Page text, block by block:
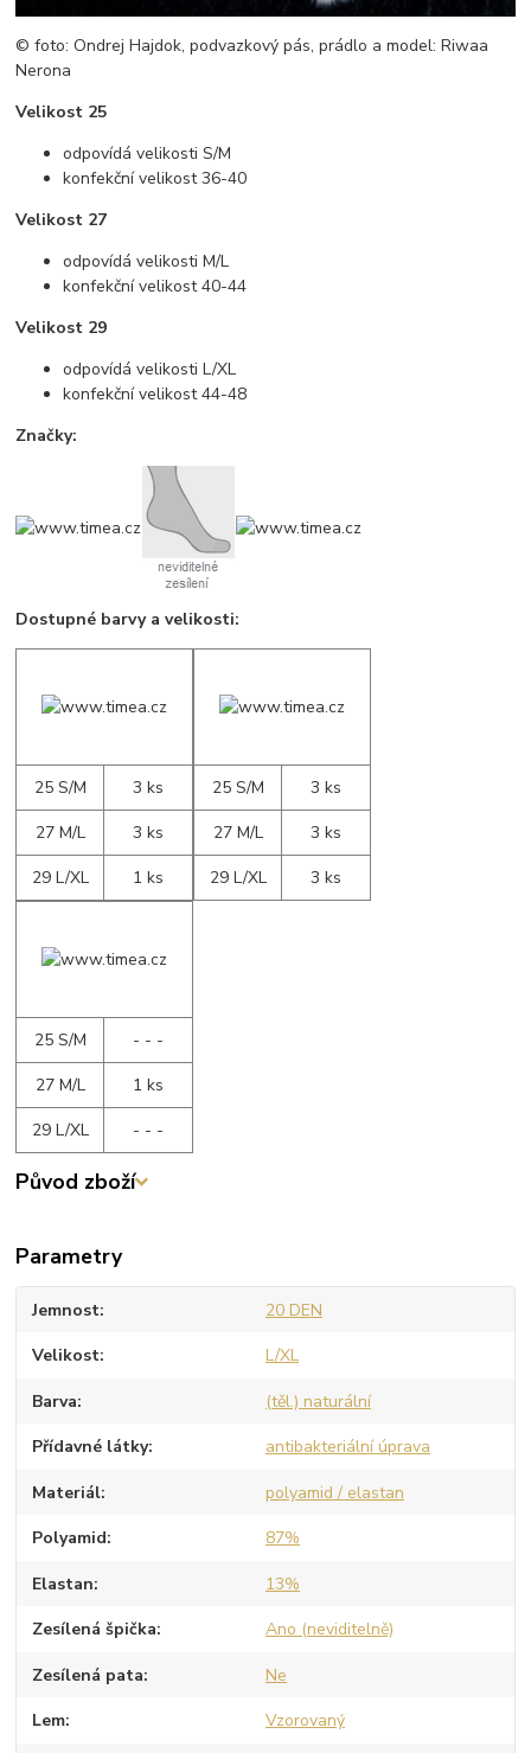
© foto: Ondrej Hajdok, podvazkový pás, prádlo a model: Riwaa
Nerona
Velikost 25
odpovídá velikosti S/M
konfekční velikost 36-40
Velikost 27
odpovídá velikosti M/L
konfekční velikost 40-44
Velikost 29
odpovídá velikosti L/XL
konfekční velikost 44-48
Značky:
Dostupné barvy a velikosti:
25 S/M
3 ks
27 M/L
3 ks
29 L/XL
1 ks
25 S/M
3 ks
27 M/L
3 ks
29 L/XL
3 ks
25 S/M
- - -
27 M/L
1 ks
29 L/XL
- - -
Původ zboží
Parametry
Jemnost 20 DEN
Velikost L/XL
Barva (těl.) naturální
Přídavné látky antibakteriální úprava
Materiál polyamid / elastan
Polyamid 87%
Elastan 13%
Zesílená špička Ano (neviditelně)
Zesílená pata Ne
Lem Vzorovaný